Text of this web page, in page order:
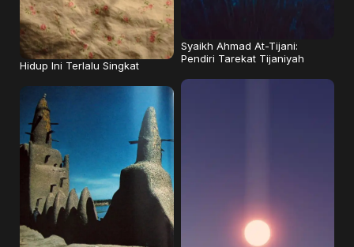
Hidup Ini Terlalu Singkat
Syaikh Ahmad At-Tijani:
Pendiri Tarekat Tijaniyah